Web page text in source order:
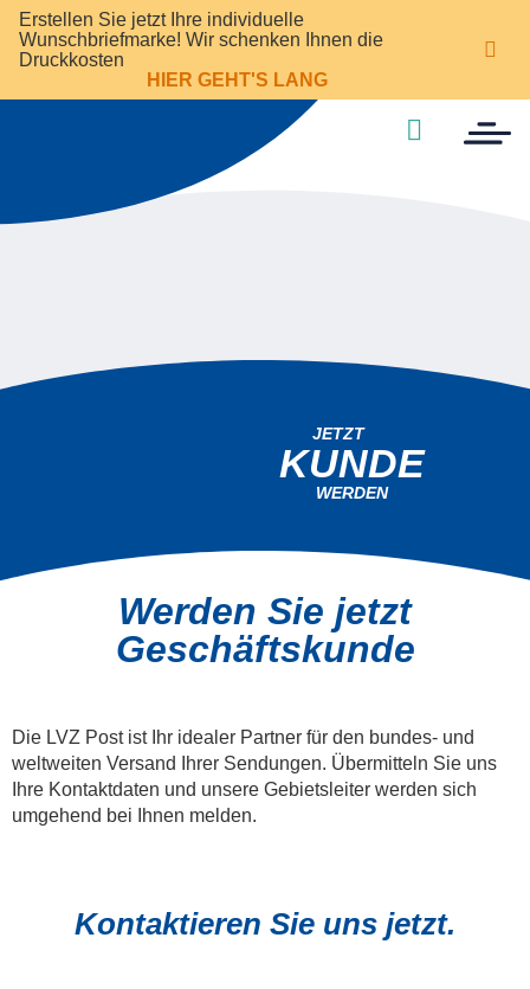
Erstellen Sie jetzt Ihre individuelle
Wunschbriefmarke! Wir schenken Ihnen die
Druckkosten
HIER GEHT'S LANG


JETZT
KUNDE
WERDEN
Werden Sie jetzt
Geschäftskunde
Die LVZ Post ist Ihr idealer Partner für den bundes- und
weltweiten Versand Ihrer Sendungen. Übermitteln Sie uns
Ihre Kontaktdaten und unsere Gebietsleiter werden sich
umgehend bei Ihnen melden.
Kontaktieren Sie uns jetzt.